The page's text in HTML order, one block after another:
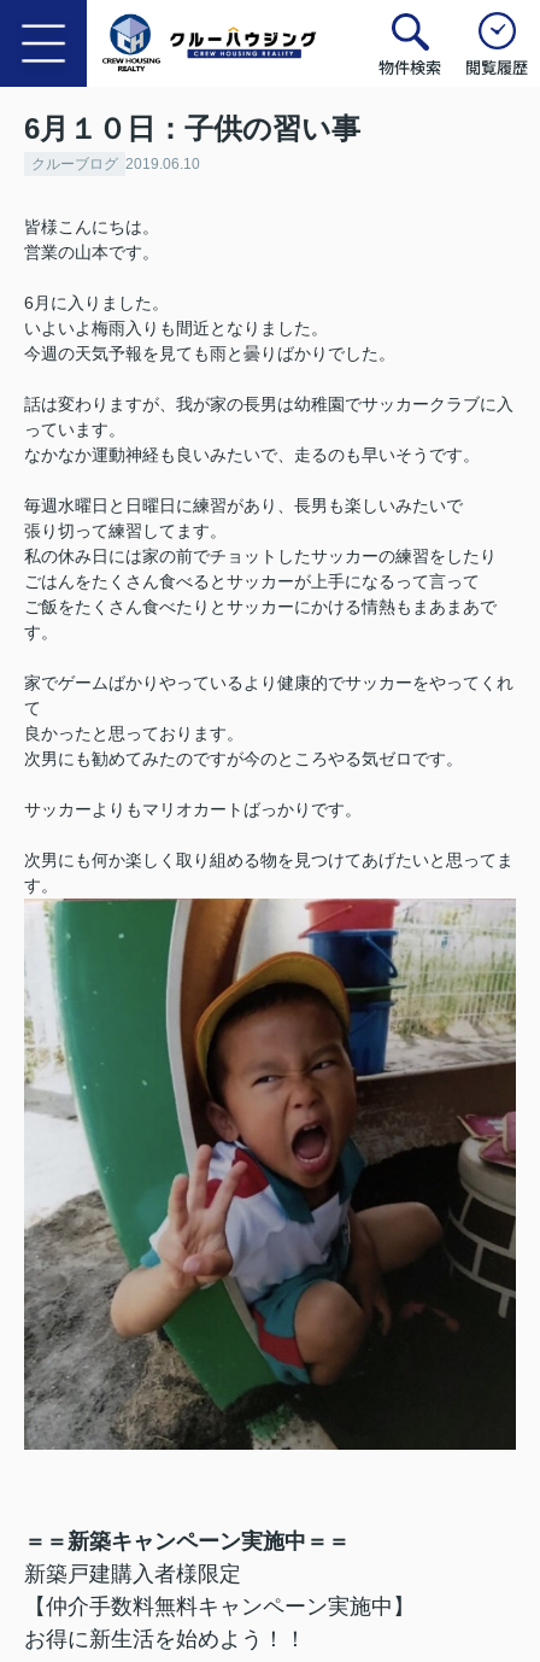
物件検索 閲覧履歴
6月１０日：子供の習い事
クルーブログ 2019.06.10
皆様こんにちは。
営業の山本です。
6月に入りました。
いよいよ梅雨入りも間近となりました。
今週の天気予報を見ても雨と曇りばかりでした。
話は変わりますが、我が家の長男は幼稚園でサッカークラブに入
っています。
なかなか運動神経も良いみたいで、走るのも早いそうです。
毎週水曜日と日曜日に練習があり、長男も楽しいみたいで
張り切って練習してます。
私の休み日には家の前でチョットしたサッカーの練習をしたり
ごはんをたくさん食べるとサッカーが上手になるって言って
ご飯をたくさん食べたりとサッカーにかける情熱もまあまあで
す。
家でゲームばかりやっているより健康的でサッカーをやってくれ
て
良かったと思っております。
次男にも勧めてみたのですが今のところやる気ゼロです。
サッカーよりもマリオカートばっかりです。
次男にも何か楽しく取り組める物を見つけてあげたいと思ってま
す。
＝＝新築キャンペーン実施中＝＝
新築戸建購入者様限定
【仲介手数料無料キャンペーン実施中】
お得に新生活を始めよう！！